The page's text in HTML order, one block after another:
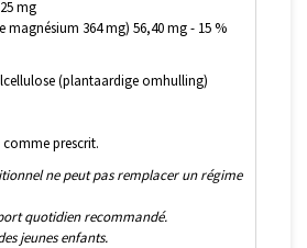
mg
magnésium 364 mg) 56,40 mg - 15 %
(plantaardige omhulling)
prescrit.
ne peut pas remplacer un régime
quotidien recommandé.
jeunes enfants.